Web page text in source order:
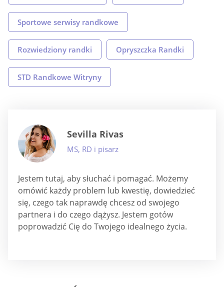
Sportowe serwisy randkowe
Rozwiedziony randki Opryszczka Randki
STD Randkowe Witryny
Sevilla Rivas
MS, RD i pisarz
Jestem tutaj, aby słuchać i pomagać. Możemy
omówić każdy problem lub kwestię, dowiedzieć
się, czego tak naprawdę chcesz od swojego
partnera i do czego dążysz. Jestem gotów
poprowadzić Cię do Twojego idealnego życia.